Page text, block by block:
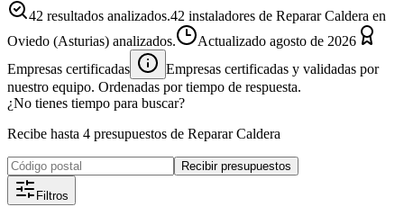
42 resultados analizados.42 instaladores de Reparar Caldera en
Oviedo (Asturias) analizados.
Actualizado agosto de 2026
Empresas certificadas
Empresas certificadas y validadas por
nuestro equipo. Ordenadas por tiempo de respuesta.
¿No tienes tiempo para buscar?
Recibe hasta 4 presupuestos de Reparar Caldera
Recibir presupuestos
Filtros